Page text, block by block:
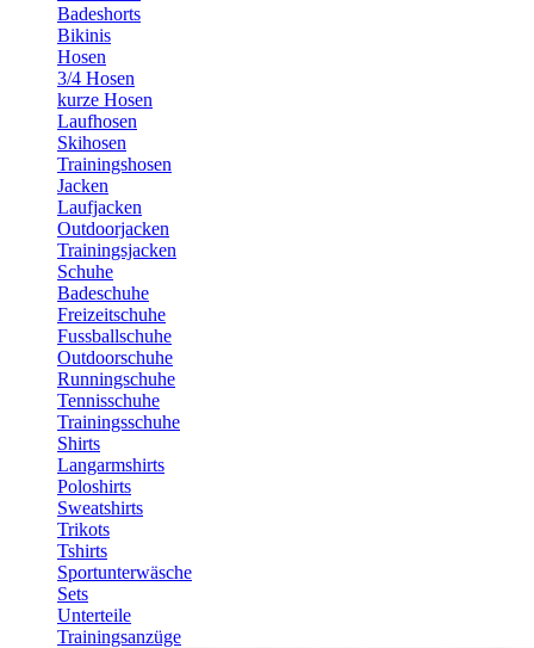
Badeshorts
Bikinis
Hosen
3/4 Hosen
kurze Hosen
Laufhosen
Skihosen
Trainingshosen
Jacken
Laufjacken
Outdoorjacken
Trainingsjacken
Schuhe
Badeschuhe
Freizeitschuhe
Fussballschuhe
Outdoorschuhe
Runningschuhe
Tennisschuhe
Trainingsschuhe
Shirts
Langarmshirts
Poloshirts
Sweatshirts
Trikots
Tshirts
Sportunterwäsche
Sets
Unterteile
Trainingsanzüge